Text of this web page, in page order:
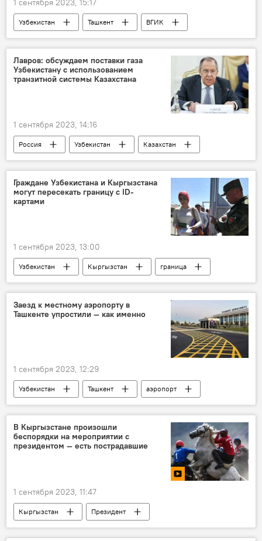
1 сентября 2023, 15:17
Узбекистан Ташкент
ВГИК
программа
приз
Культура
Кино
кинофестиваль Москва
Лавров: обсуждаем поставки газа
Узбекистану с использованием
транзитной системы Казахстана
1 сентября 2023, 14:16
Россия Узбекистан
Казахстан
газ
природный газ
сотрудничество
транзит
Граждане Узбекистана и Кыргызстана
могут пересекать границу с ID-
картами
1 сентября 2023, 13:00
Узбекистан Кыргызстан
граница
госграница
ID-карта
паспорт
биометрический паспорт
Гражданин Узбекистана
Соглашение
Заезд к местному аэропорту в
Ташкенте упростили — как именно
1 сентября 2023, 12:29
Узбекистан Ташкент
аэропорт
реконструкция
местный аэропорт
привокзальная площадь
открытие
В Кыргызстане произошли
беспорядки на мероприятии с
президентом — есть пострадавшие
1 сентября 2023, 11:47
Кыргызстан
Президент
Садыр Жапаров
кок-бору
финал